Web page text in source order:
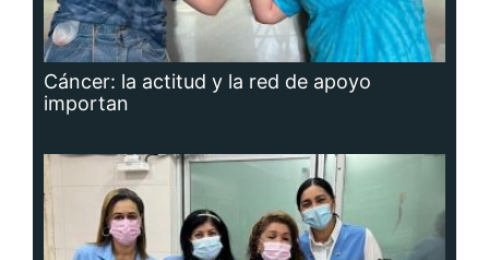
Cáncer: la actitud y la red de apoyo
importan